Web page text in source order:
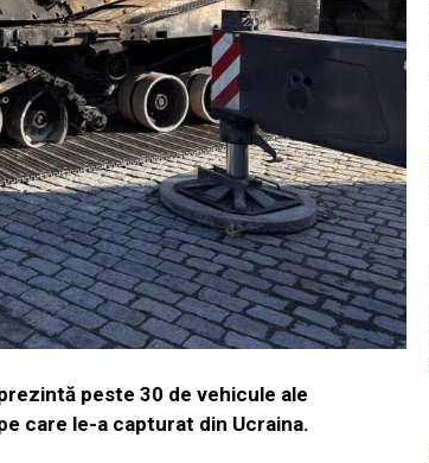
peste 30 de vehicule ale
care le-a capturat din Ucraina.